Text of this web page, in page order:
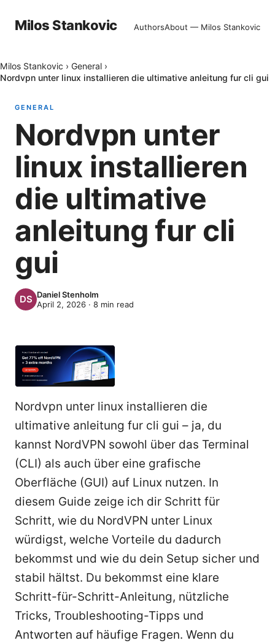
Milos Stankovic AuthorsAbout — Milos Stankovic
Milos Stankovic › General ›
Nordvpn unter linux installieren die ultimative anleitung fur cli gui
GENERAL
Nordvpn unter
linux installieren
die ultimative
anleitung fur cli
gui
Daniel Stenholm
April 2, 2026 · 8 min read
Nordvpn unter linux installieren die
ultimative anleitung fur cli gui – ja, du
kannst NordVPN sowohl über das Terminal
(CLI) als auch über eine grafische
Oberfläche (GUI) auf Linux nutzen. In
diesem Guide zeige ich dir Schritt für
Schritt, wie du NordVPN unter Linux
würdigst, welche Vorteile du dadurch
bekommst und wie du dein Setup sicher und
stabil hältst. Du bekommst eine klare
Schritt-für-Schritt-Anleitung, nützliche
Tricks, Troubleshooting-Tipps und
Antworten auf häufige Fragen. Wenn du